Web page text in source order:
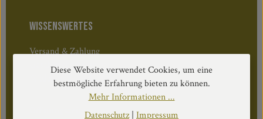
WISSENSWERTES
Versand & Zahlung
Geschäftsbedingungen
Widerruf & Rücktritt
Öffnungszeiten:
Diese Website verwendet Cookies, um eine
bestmögliche Erfahrung bieten zu können.
Mehr Informationen ...
Datenschutz| Impressum